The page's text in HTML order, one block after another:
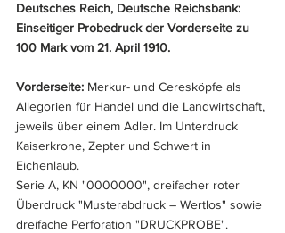
Deutsches Reich, Deutsche Reichsbank:
Einseitiger Probedruck der Vorderseite zu
100 Mark vom 21. April 1910.
Vorderseite: Merkur- und Ceresköpfe als
Allegorien für Handel und die Landwirtschaft,
jeweils über einem Adler. Im Unterdruck
Kaiserkrone, Zepter und Schwert in
Eichenlaub.
Serie A, KN "0000000", dreifacher roter
Überdruck "Musterabdruck – Wertlos" sowie
dreifache Perforation "DRUCKPROBE".